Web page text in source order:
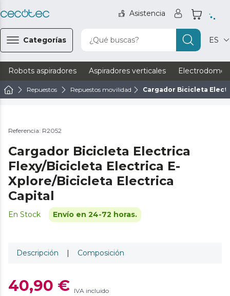
Asistencia
Categorías ¿Qué buscas? ES
Robots aspiradores Aspiradores verticales
Repuestos Repuestos movilidad Cargador Bicicleta
Referencia: R2052
Cargador Bicicleta Electrica
Flexy/Bicicleta Electrica E-
Xplore/Bicicleta Electrica
Capital
En Stock Envío en 24-72 horas.
Descripción | Composición
40,90 € IVA incluido